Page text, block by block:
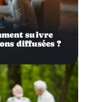
suivre
diffusées ?